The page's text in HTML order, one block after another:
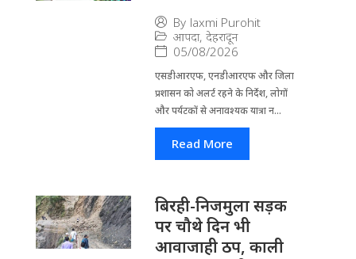
By laxmi Purohit
आपदा, देहरादून
05/08/2026
एसडीआरएफ, एनडीआरएफ और जिला
प्रशासन को अलर्ट रहने के निर्देश, लोगों
और पर्यटकों से अनावश्यक यात्रा न...
Read More
बिरही-निजमुला सड़क
पर चौथे दिन भी
आवाजाही ठप, काली